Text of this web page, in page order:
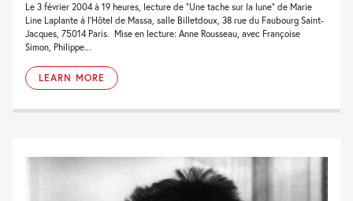
Le 3 février 2004 à 19 heures, lecture de “Une tache sur la lune” de Marie
Line Laplante à l’Hôtel de Massa, salle Billetdoux, 38 rue du Faubourg Saint-
Jacques, 75014 Paris. Mise en lecture: Anne Rousseau, avec Françoise
Simon, Philippe...
LEARN MORE